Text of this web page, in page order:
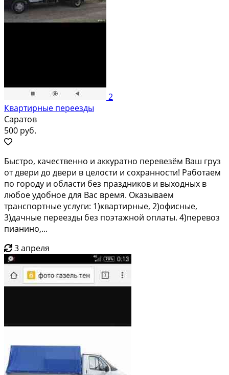
2
Квартирные переезды
Саратов
500 руб.
Быстро, качественно и аккуратно перевезём Ваш груз
от двери до двери в целости и сохранности! Работаем
по городу и области без праздников и выходных в
любое удобное для Вас время. Оказываем
транспортные услуги: 1)квартирные, 2)офисные,
3)дачные переезды без поэтажной оплаты. 4)перевоз
пианино,...
3 апреля